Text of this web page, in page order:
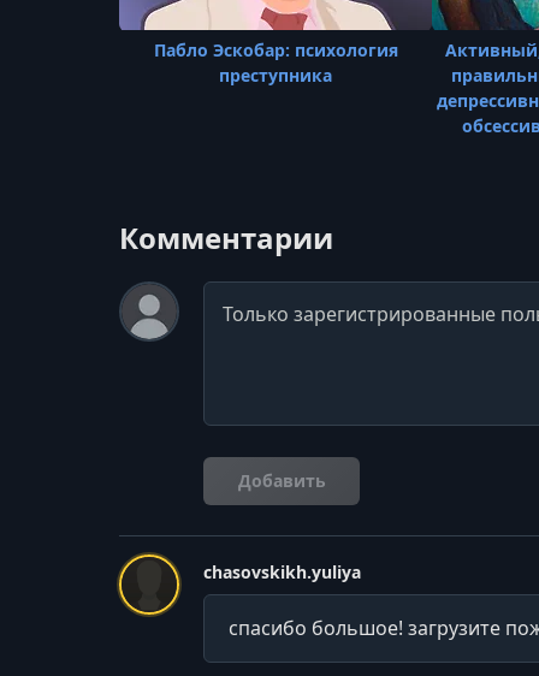
Пабло Эскобар: психология
преступника
Комментарии
Комментарий
Добавить
chasovskikh.yuliya
спасибо большое! загрузите